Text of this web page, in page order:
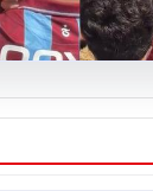
taraftarı